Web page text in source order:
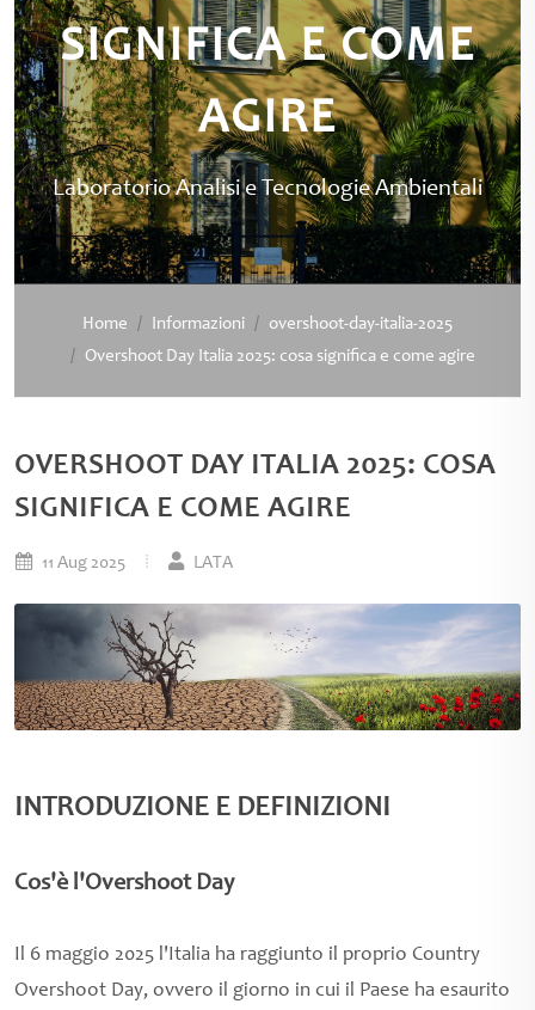
SIGNIFICA E COME
AGIRE
Laboratorio Analisi e Tecnologie Ambientali
Home Informazioni
overshoot-day-italia-2025
Overshoot Day Italia 2025: cosa significa e come agire
OVERSHOOT DAY ITALIA 2025: COSA
SIGNIFICA E COME AGIRE
11 Aug 2025 LATA
INTRODUZIONE E DEFINIZIONI
Cos'è l'Overshoot Day
Il 6 maggio 2025 l'Italia ha raggiunto il proprio Country
Overshoot Day, ovvero il giorno in cui il Paese ha esaurito